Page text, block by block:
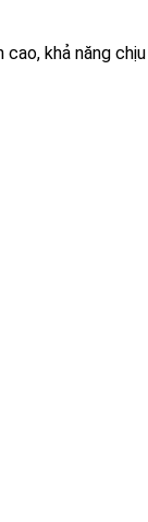
khả năng